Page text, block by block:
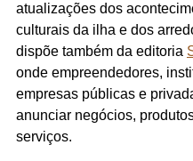
atualizações dos
culturais da ilha e dos
dispõe também da editoria
onde empreendedores,
empresas públicas e
anunciar negócios,
serviços.